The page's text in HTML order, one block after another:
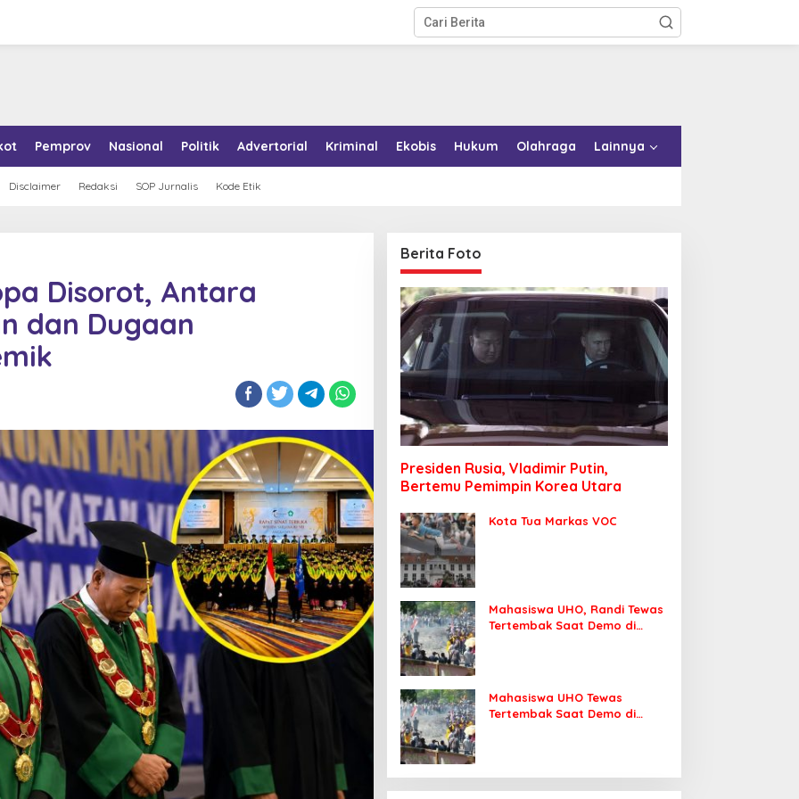
Pemprov Nasional Politik Advertorial Kriminal Ekobis Hukum Olahraga Lainnya
Disclaimer Redaksi SOP Jurnalis Kode Etik
Disorot, Antara
dan Dugaan
Berita Foto
Presiden Rusia, Vladimir Putin,
Bertemu Pemimpin Korea Utara
Kota Tua Markas VOC
Mahasiswa UHO, Randi Tewas
Tertembak Saat Demo di
Mahasiswa UHO Tewas
Tertembak Saat Demo di